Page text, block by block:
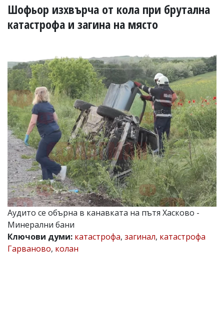
В
УКРАЙНА
БИЗНЕС
ЮГ
Управители:
Веселин
Василев,
email:
v.vasilev@flagman.bg
Катя
Касабова,
еmail:k.kassabova@flagman.bg
Главен
редактор:
Иван
Колев,
email:
office@flagman.bg
Коментарите
Шофьор изхвърча от кола при брутална
катастрофа и загина на място
Аудито се обърна в канавката на пътя Хасково -
Минерални бани
Ключови думи: катастрофа, загинал, катастрофа
Гарваново, колан